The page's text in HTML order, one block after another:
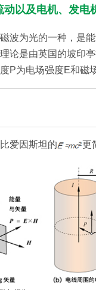
动以及电机、发电
波为光的一种，是能
论是由英国的坡印亭
P为电场强度E和磁
爱因斯坦的 更